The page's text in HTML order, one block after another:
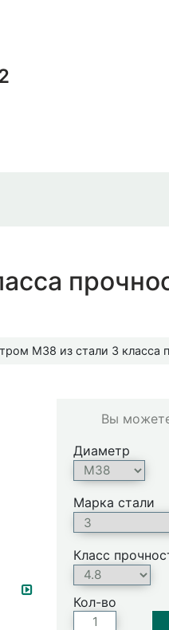
М38 из стали 3 класса
Вы
Диаметр
Марка стали
Класс
Кол-во